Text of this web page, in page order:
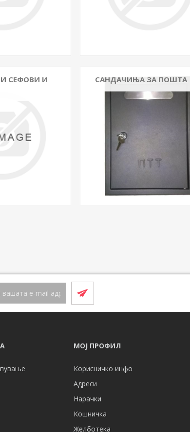
СЕФОВИ И
САНДАЧИЊА ЗА ПОШТА
МОЈ ПРОФИЛ
Корисничко инфо
Адреси
Нарачки
Кошничка
Желботека